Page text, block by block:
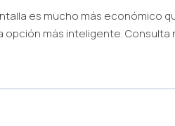
es mucho más económico
opción más inteligente.